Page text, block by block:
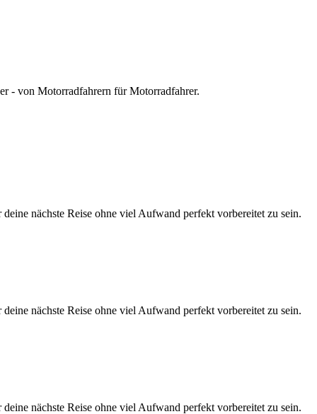
- von Motorradfahrern für Motorradfahrer.
nächste Reise ohne viel Aufwand perfekt vorbereitet zu sein.
nächste Reise ohne viel Aufwand perfekt vorbereitet zu sein.
nächste Reise ohne viel Aufwand perfekt vorbereitet zu sein.